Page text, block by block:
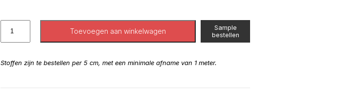
Toevoegen aan winkelwagen
Sample
bestellen
Stoffen zijn te bestellen per 5 cm, met een minimale afname van 1 meter.